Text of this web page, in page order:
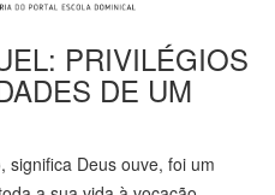
PRIVILÉGIOS
DE UM
significa Deus ouve, foi um